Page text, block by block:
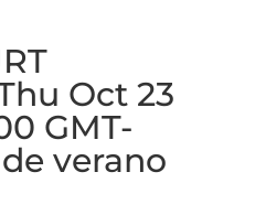
Oct 23
GMT-
verano